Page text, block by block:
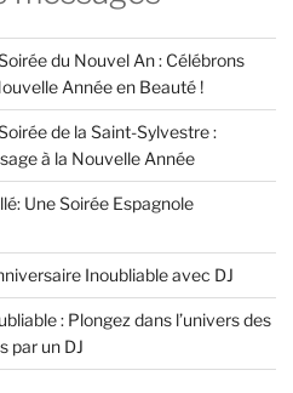
du Nouvel An : Célébrons
Année en Beauté !
de la Saint-Sylvestre :
à la Nouvelle Année
Une Soirée Espagnole
Inoubliable avec DJ
: Plongez dans l’univers des
par un DJ